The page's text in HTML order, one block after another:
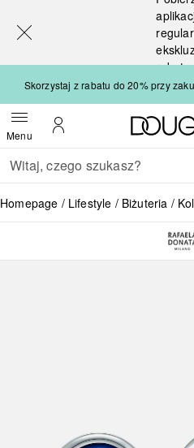
rabaty
Skorzystaj z rabatu do 20% przy
MenuOtwórz menuMoje konto
Wracać
Wykonaj wyszukiwanie
Homepage Lifestyle Biżuteria
[navigation.slideout.screenreader]